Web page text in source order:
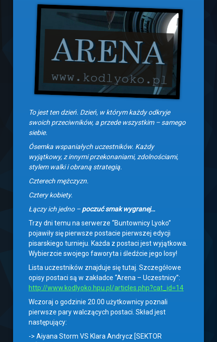
To jest ten dzień. Dzień, w którym każdy odkryje
swoich przeciwników, a przede wszystkim – samego
siebie.
Ósemka wspaniałych uczestników. Każdy
wyjątkowy, z innymi przekonaniami, zdolnościami,
stylem walki i obraną strategią.
Czterech mężczyzn.
Cztery kobiety.
Łączy ich jedno –poczuć smak wygranej…
Trzy dni temu na serwerze “Buntownicy Lyoko”
pojawiły się pierwsze postacie pierwszej edycji
pisarskiego turnieju. Każda z postaci jest wyjątkowa.
Wybierzcie swojego faworyta i śledźcie jego losy!
Lista uczestników znajduje się tutaj. Szczegółowe
opisy postaci są w zakładce “Arena – Uczestnicy”:
http://www.kodlyoko.hpu.pl/articles.php?cat_id=14
Wczoraj o godzinie 20.00 użytkownicy poznali
pierwsze pary walczących postaci. Skład jest
następujący:
-> Aiyana Storm VS Klara Andrycz [SEKTOR